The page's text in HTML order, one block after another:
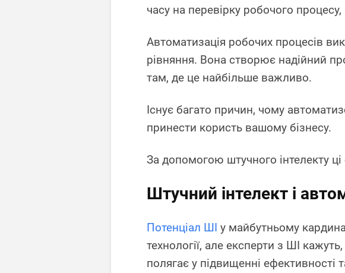
часу на перевірку робочого
Автоматизація робочих процесів
рівняння. Вона створює надійний
там, де це найбільше важливо.
Існує багато причин, чому
принести користь вашому бізнесу.
За допомогою штучного інтелекту
Штучний інтелект і
Потенціал ШІ у майбутньому
технології, але експерти з ШІ
полягає у підвищенні ефективності